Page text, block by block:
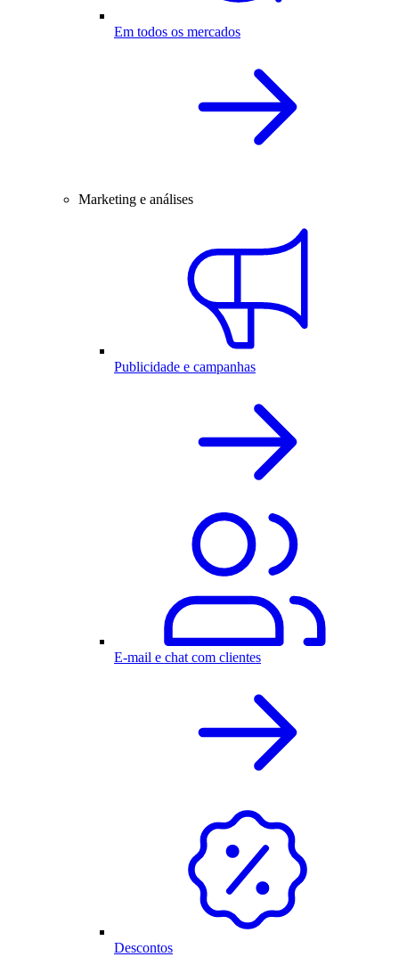
Em todos os mercados
Marketing e análises
Publicidade e campanhas
E-mail e chat com clientes
Descontos